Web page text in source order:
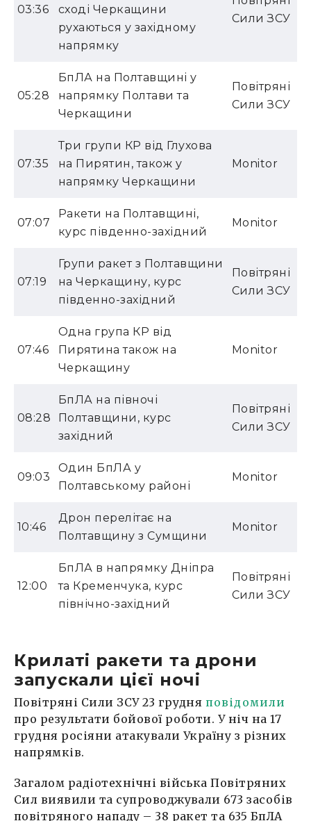
03:36
сході Черкащини
рухаються у західному
напрямку
Сили ЗСУ
05:28
БпЛА на Полтавщині у
напрямку Полтави та
Черкащини
Повітряні
Сили ЗСУ
07:35
Три групи КР від Глухова
на Пирятин, також у
напрямку Черкащини
Monitor
07:07
Ракети на Полтавщині,
курс південно-західний
Monitor
07:19
Групи ракет з Полтавщини
на Черкащину, курс
південно-західний
Повітряні
Сили ЗСУ
07:46
Одна група КР від
Пирятина також на
Черкащину
Monitor
08:28
БпЛА на півночі
Полтавщини, курс
західний
Повітряні
Сили ЗСУ
09:03
Один БпЛА у
Полтавському районі
Monitor
10:46
Дрон перелітає на
Полтавщину з Сумщини
Monitor
12:00
БпЛА в напрямку Дніпра
та Кременчука, курс
північно-західний
Повітряні
Сили ЗСУ
Крилаті ракети та дрони
запускали цієї ночі
Повітряні Сили ЗСУ 23 грудня повідомили
про результати бойової роботи. У ніч на 17
грудня росіяни атакували Україну з різних
напрямків.
Загалом радіотехнічні війська Повітряних
Сил виявили та супроводжували 673 засобів
повітряного нападу – 38 ракет та 635 БпЛА